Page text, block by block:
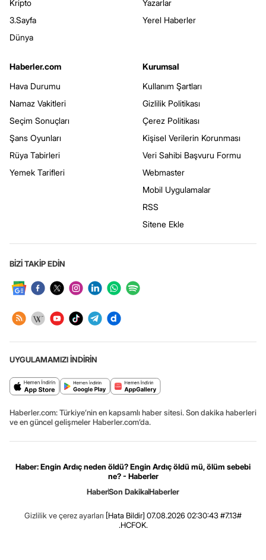
Kripto
3.Sayfa
Dünya
Yazarlar
Yerel Haberler
Haberler.com
Hava Durumu
Namaz Vakitleri
Seçim Sonuçları
Şans Oyunları
Rüya Tabirleri
Yemek Tarifleri
Kurumsal
Kullanım Şartları
Gizlilik Politikası
Çerez Politikası
Kişisel Verilerin Korunması
Veri Sahibi Başvuru Formu
Webmaster
Mobil Uygulamalar
RSS
Sitene Ekle
BİZİ TAKİP EDİN
UYGULAMAMIZI İNDİRİN
Haberler.com: Türkiye’nin en kapsamlı haber sitesi. Son dakika haberleri
ve en güncel gelişmeler Haberler.com’da.
Haber: Engin Ardıç neden öldü? Engin Ardıç öldü mü, ölüm sebebi
ne? - Haberler
HaberSon DakikaHaberler
Gizlilik ve çerez ayarları [Hata Bildir] 07.08.2026 02:30:43 #7.13#
.HCFOK.